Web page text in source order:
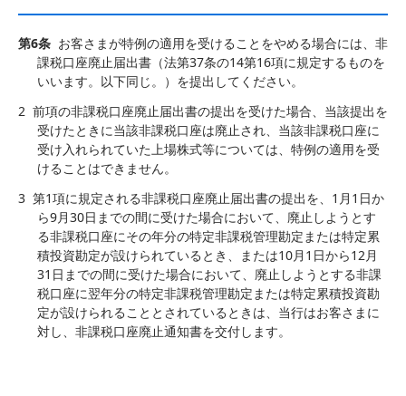
第6条 お客さまが特例の適用を受けることをやめる場合には、非
課税口座廃止届出書（法第37条の14第16項に規定するものを
いいます。以下同じ。）を提出してください。
2 前項の非課税口座廃止届出書の提出を受けた場合、当該提出を
受けたときに当該非課税口座は廃止され、当該非課税口座に
受け入れられていた上場株式等については、特例の適用を受
けることはできません。
3 第1項に規定される非課税口座廃止届出書の提出を、1月1日か
ら9月30日までの間に受けた場合において、廃止しようとす
る非課税口座にその年分の特定非課税管理勘定または特定累
積投資勘定が設けられているとき、または10月1日から12月
31日までの間に受けた場合において、廃止しようとする非課
税口座に翌年分の特定非課税管理勘定または特定累積投資勘
定が設けられることとされているときは、当行はお客さまに
対し、非課税口座廃止通知書を交付します。